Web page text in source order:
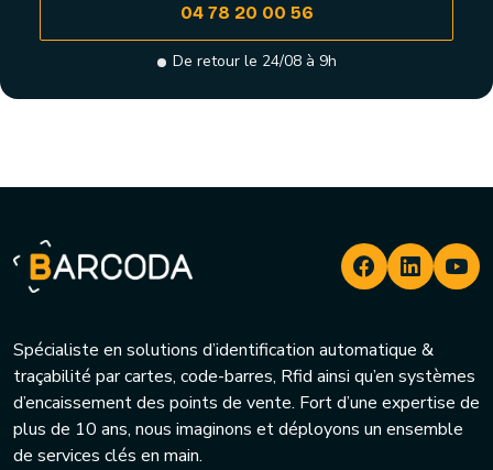
04 78 20 00 56
De retour le 24/08 à 9h
Spécialiste en solutions d’identification automatique &
traçabilité par cartes, code-barres, Rfid ainsi qu’en systèmes
d’encaissement des points de vente. Fort d’une expertise de
plus de 10 ans, nous imaginons et déployons un ensemble
de services clés en main.